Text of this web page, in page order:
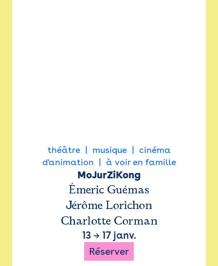
théâtre musique
cinéma
d'animation
à voir en famille
MoJurZiKong
Émeric Guémas
Jérôme Lorichon
Charlotte Corman
13→ 17 janv.
Réserver